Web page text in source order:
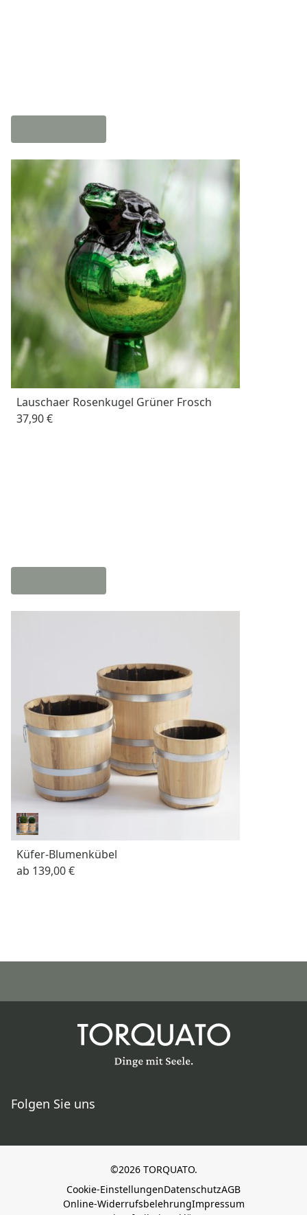
Lauschaer Rosenkugel Grüner Frosch
37,90 €
Küfer-Blumenkübel
ab 139,00 €
Folgen Sie uns
©2026 TORQUATO.
Cookie-EinstellungenDatenschutzAGB
Online-WiderrufsbelehrungImpressum